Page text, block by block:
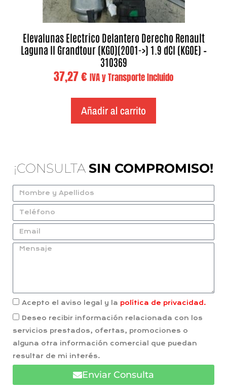
Elevalunas Electrico Delantero Derecho Renault
Laguna II Grandtour (KG0)(2001->) 1.9 dCI (KG0E) –
310369
37,27€ IVA y Transporte Incluido
Añadir al carrito
¡CONSULTA SIN COMPROMISO!
Acepto el aviso legal y la política de privacidad.
Deseo recibir información relacionada con los
servicios prestados, ofertas, promociones o
alguna otra información comercial que puedan
resultar de mi interés.
Enviar Consulta